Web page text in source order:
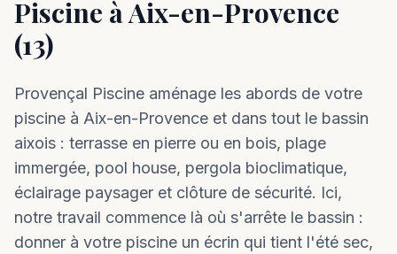
Rénovation de Piscine
Entretien de Piscine
Aménagement Extérieur
Dépannage Piscine
Réalisations
Blog
Piscine à Aix-en-Provence
(13)
Provençal Piscine aménage les abords de votre
piscine à Aix-en-Provence et dans tout le bassin
aixois : terrasse en pierre ou en bois, plage
immergée, pool house, pergola bioclimatique,
éclairage paysager et clôture de sécurité. Ici,
notre travail commence là où s'arrête le bassin :
donner à votre piscine un écrin qui tient l'été sec,